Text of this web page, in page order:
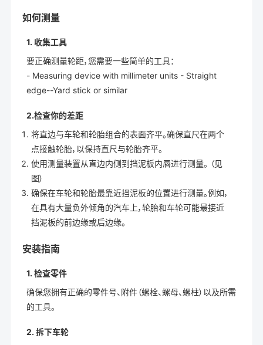
如何测量
1. 收集工具
要正确测量轮距，您需要一些简单的工具：
- Measuring device with millimeter units - Straight
edge--Yard stick or similar
2.检查你的差距
将直边与车轮和轮胎组合的表面齐平。确保直尺在两个
点接触轮胎，以保持直尺与轮胎齐平。
使用测量装置从直边内侧到挡泥板内唇进行测量。 （见
图）
确保在车轮和轮胎最靠近挡泥板的位置进行测量。例如，
在具有大量负外倾角的汽车上，轮胎和车轮可能最接近
挡泥板的前边缘或后边缘。
安装指南
1. 检查零件
确保您拥有正确的零件号、附件（螺栓、螺母、螺柱）以及所需
的工具。
2. 拆下车轮